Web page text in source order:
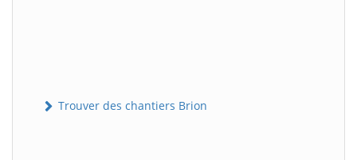
Trouver des chantiers Brion